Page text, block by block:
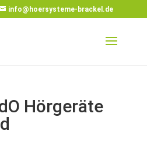
info@hoersysteme-brackel.de
Hörgeräte